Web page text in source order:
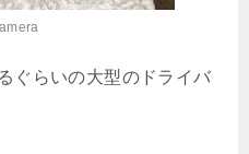
ぐらいの大型のドライバ